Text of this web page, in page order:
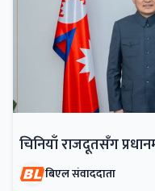
चिनियाँ राजदूतसँग
बिएल संवाददाता